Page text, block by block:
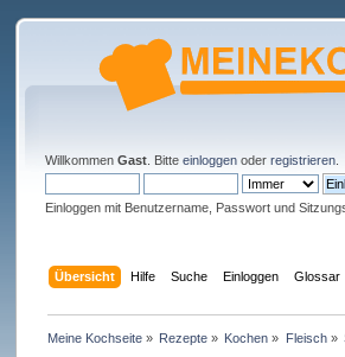
WillkommenGast . Bitteeinloggen oderregistrieren
Einloggen mit Benutzername, Passwort und
Übersicht Hilfe Suche Einloggen Glossar
Meine Kochseite» Rezepte » Kochen » Fleisch»